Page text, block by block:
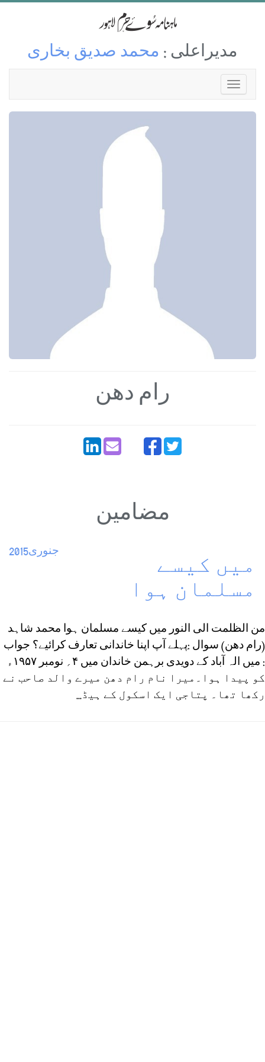
مدیراعلی : محمد صدیق بخاری
رام دھن
مضامین
جنوری2015
میں کیسے
مسلمان ہوا
من الظلمت الی النور میں کیسے مسلمان ہوا محمد شاہد
(رام دھن) سوال :پہلے آپ اپنا خاندانی تعارف کرائیے؟ جواب
: میں الہ آباد کے دویدی برہمن خاندان میں ۴؍ نومبر ۱۹۵۷ء
کو پیدا ہوا۔میرا نام رام دھن میرے والد صاحب نے
رکھا تھا۔ پتاجی ایک اسکول کے ہیڈ...